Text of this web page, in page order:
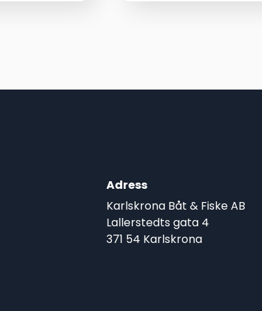
Adress
Karlskrona Båt & Fiske AB
Lallerstedts gata 4
371 54 Karlskrona